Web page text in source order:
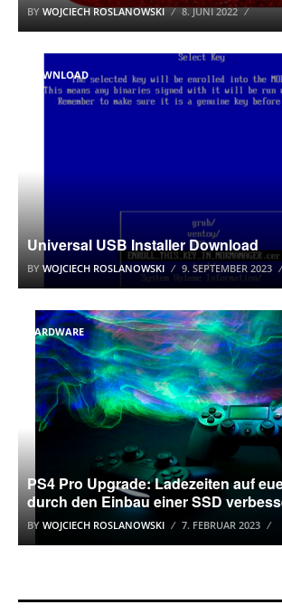
BY WOJCIECH ROSLANOWSKI 8. JUNI 2022
DOWNLOAD
Universal USB Installer Download
BY WOJCIECH ROSLANOWSKI 9. SEPTEMBER 2023
HARDWARE
PS4 Pro Upgrade: Ladezeiten auf
durch den Einbau einer SSD
BY WOJCIECH ROSLANOWSKI 7. FEBRUAR 2023